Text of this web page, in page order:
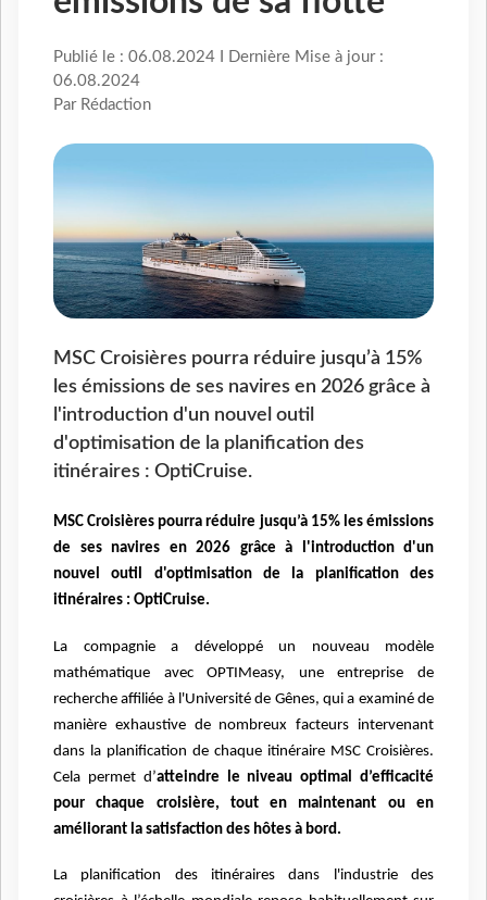
Publié le : 06.08.2024 I Dernière Mise à jour :
06.08.2024
Par Rédaction
MSC Croisières pourra réduire jusqu’à 15%
les émissions de ses navires en 2026 grâce à
l'introduction d'un nouvel outil
d'optimisation de la planification des
itinéraires : OptiCruise.
MSC Croisières pourra réduire jusqu’à 15% les émissions
de ses navires en 2026 grâce à l'introduction d'un
nouvel outil d'optimisation de la planification des
itinéraires : OptiCruise.
La compagnie a développé un nouveau modèle
mathématique avec OPTIMeasy, une entreprise de
recherche affiliée à l'Université de Gênes, qui a examiné de
manière exhaustive de nombreux facteurs intervenant
dans la planification de chaque itinéraire MSC Croisières.
Cela permet d’atteindre le niveau optimal d’efficacité
pour chaque croisière, tout en maintenant ou en
améliorant la satisfaction des hôtes à bord.
La planification des itinéraires dans l'industrie des